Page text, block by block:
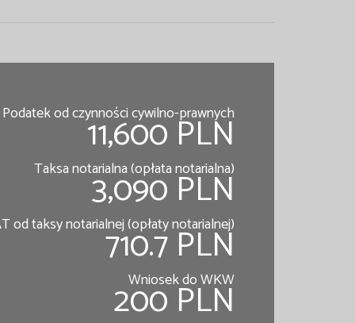
Podatek od czynności cywilno-prawnych
11,600 PLN
Taksa notarialna (opłata notarialna)
3,090 PLN
od taksy notarialnej (opłaty notarialnej)
710.7 PLN
Wniosek do WKW
200 PLN